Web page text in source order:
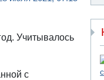
Учитывалось
с